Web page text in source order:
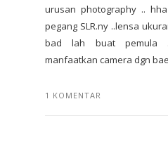
urusan photography ..
pegang SLR.ny ..lensa
bad lah buat pemula
manfaatkan camera dgn
1 KOMENTAR